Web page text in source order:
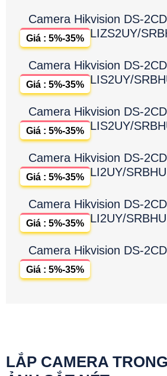
Camera Hikvision DS-
LIZS2UY/
Giá : 5%-35%
Camera Hikvision DS-
LIS2UY/
Giá : 5%-35%
Camera Hikvision DS-
LIS2UY/
Giá : 5%-35%
Camera Hikvision DS-
LI2UY/
Giá : 5%-35%
Camera Hikvision DS-
LI2UY/
Giá : 5%-35%
Camera Hikvision DS-
Giá : 5%-35%
LẮP CAMERA